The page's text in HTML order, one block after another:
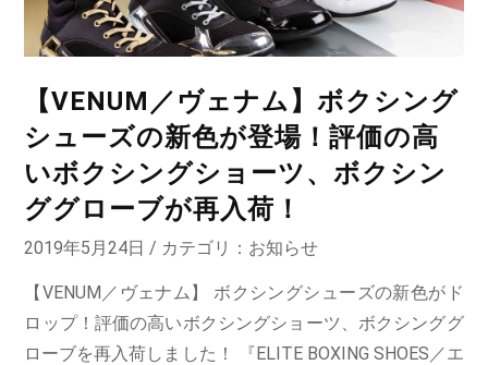
【VENUM／ヴェナム】ボクシング
シューズの新色が登場！評価の高
いボクシングショーツ、ボクシン
ググローブが再入荷！
2019年5月24日 / カテゴリ： お知らせ
【VENUM／ヴェナム】 ボクシングシューズの新色がド
ロップ！評価の高いボクシングショーツ、ボクシンググ
ローブを再入荷しました！ 『ELITE BOXING SHOES／エ